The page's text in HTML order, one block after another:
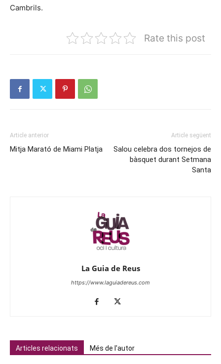
Cambrils.
Rate this post
Article anterior
Mitja Marató de Miami Platja
Article següent
Salou celebra dos tornejos de
bàsquet durant Setmana
Santa
La Guia de Reus
https://www.laguiadereus.com
Articles relacionats Més de l'autor